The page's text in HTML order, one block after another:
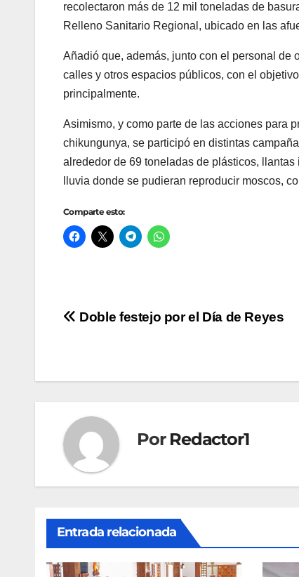
recolectaron más de 12 mil toneladas de
Relleno Sanitario Regional, ubicado en las
Añadió que, además, junto con el personal de
calles y otros espacios públicos, con el
principalmente.
Asimismo, y como parte de las acciones para
chikungunya, se participó en distintas
alrededor de 69 toneladas de plásticos,
lluvia donde se pudieran reproducir moscos,
Comparte esto:
Navegación
entradas
Doble festejo por el Día de Reyes
Por Redactor1
Entrada relacionada